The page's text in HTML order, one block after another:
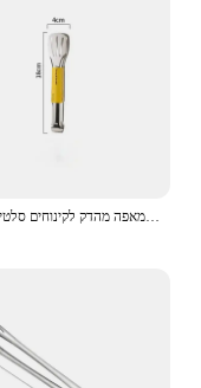
נירוסטה מזון מלקחי כלי מטבח מזנון בישול כלי אנטי חום לחם קליפ מאפה מהדק לקינוחים סלטים ברביקיו